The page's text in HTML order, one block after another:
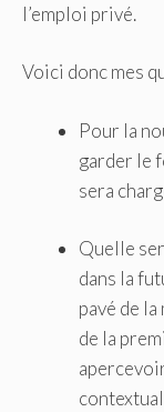
l’emploi privé.
Voici donc mes
Pour la
garder le
sera
Quelle
dans la
pavé de
de la